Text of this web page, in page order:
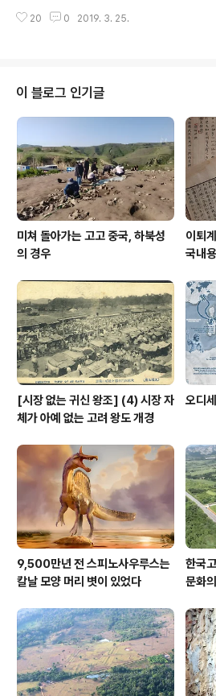
면서 그 대안으로 추천제가 선진 모델이 되는양 생각
로가 됐고, 그 탈출을 부르짖는 지금도 그것을 못내
어 시종해서 비판하곤 한다. 원형...이건 굳이 전공으
누자면, 건축사와 고고학에서 특히 두드러진 현상인
은 건축사만 아니라 각 부문 전반에 걸쳐 광범위한
발휘한다. 지금 우리가 문화재가 부르는 것들, 유·
론하고 이 업계 투신한 자들 뇌리에는 언제나 원형
것이 있어야 ..
20 0 2019. 3. 25.
이 블로그 인기글
미쳐 돌아가는 고고 중국, 하북성
의 경우
이퇴
국내용
[시장 없는 귀신 왕조] (4) 시장 자
체가 아예 없는 고려 왕도 개경
오디
9,500만년 전 스피노사우루스는
칼날 모양 머리 볏이 있었다
한국
문화